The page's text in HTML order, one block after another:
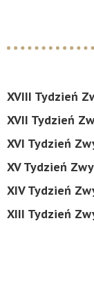
XVIII Tydzień
XVII Tydzień
XVI Tydzień
XV Tydzień
XIV Tydzień
XIII Tydzień